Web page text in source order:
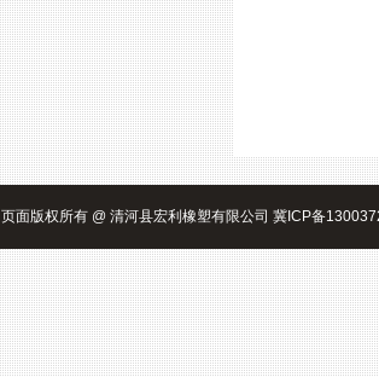
页面版权所有 @ 清河县宏利橡塑有限公司 冀ICP备